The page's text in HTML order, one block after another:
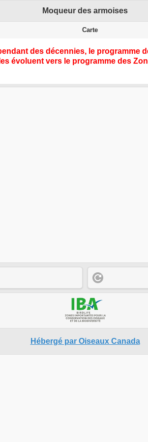
Moqueur des armoises
Carte
des décennies, le programme
évoluent vers le programme des
Hébergé par Oiseaux Canada